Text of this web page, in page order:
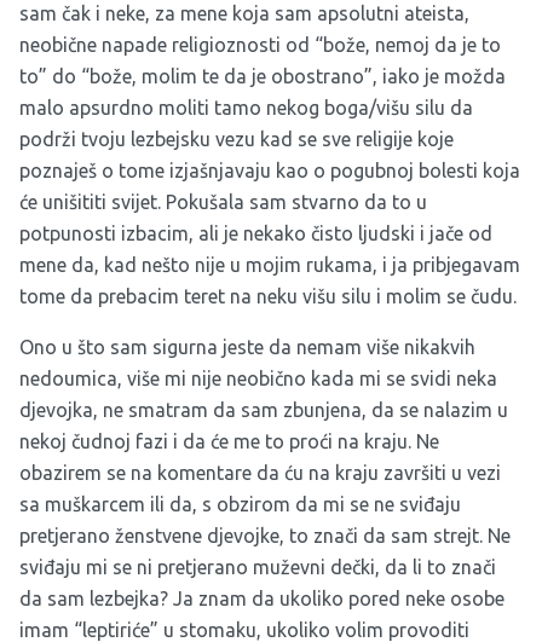
sam čak i neke, za mene koja sam apsolutni ateista,
neobične napade religioznosti od “bože, nemoj da je to
to” do “bože, molim te da je obostrano”, iako je možda
malo apsurdno moliti tamo nekog boga/višu silu da
podrži tvoju lezbejsku vezu kad se sve religije koje
poznaješ o tome izjašnjavaju kao o pogubnoj bolesti koja
će unišititi svijet. Pokušala sam stvarno da to u
potpunosti izbacim, ali je nekako čisto ljudski i jače od
mene da, kad nešto nije u mojim rukama, i ja pribjegavam
tome da prebacim teret na neku višu silu i molim se čudu.
Ono u što sam sigurna jeste da nemam više nikakvih
nedoumica, više mi nije neobično kada mi se svidi neka
djevojka, ne smatram da sam zbunjena, da se nalazim u
nekoj čudnoj fazi i da će me to proći na kraju. Ne
obazirem se na komentare da ću na kraju završiti u vezi
sa muškarcem ili da, s obzirom da mi se ne sviđaju
pretjerano ženstvene djevojke, to znači da sam strejt. Ne
sviđaju mi se ni pretjerano muževni dečki, da li to znači
da sam lezbejka? Ja znam da ukoliko pored neke osobe
imam “leptiriće” u stomaku, ukoliko volim provoditi